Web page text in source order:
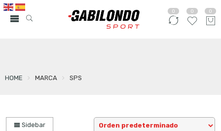
0 0 0
HOME MARCA SPS
Sidebar